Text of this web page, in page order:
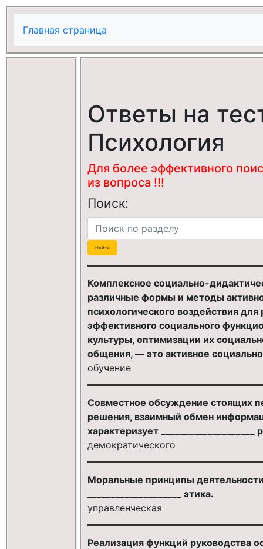
Главная страница
Ответы на
Психология
Для более эффективного
из вопроса !!!
Поиск:
Комплексное социально-
различные формы и методы
психологического воздействия
эффективного социального
культуры, оптимизации их
общения, — это активное
обучение
Совместное обсуждение стоящих
решения, взаимный обмен
характеризует
демократического
Моральные принципы
____________________ этика.
управленческая
Реализация функций руководства